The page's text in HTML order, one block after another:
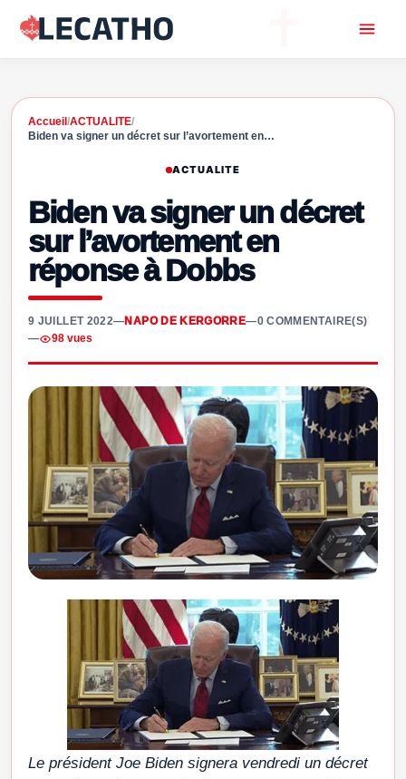
Accueil /ACTUALITE/
Biden va signer un décret sur l’avortement en…
ACTUALITE
Biden va signer un décret
sur l’avortement en
réponse à Dobbs
9 JUILLET 2022—NAPO DE KERGORRE—0 COMMENTAIRE(S)
—
98 vues
Le président Joe Biden signera vendredi un décret